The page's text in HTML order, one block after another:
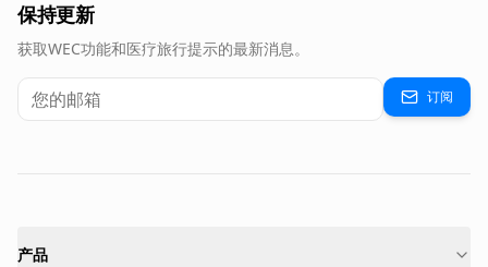
保持更新
获取WEC功能和医疗旅行提示的最新消息。
订阅
产品